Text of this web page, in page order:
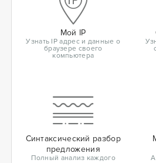
Мой IP
Узнать IP адрес и данные о
браузере своего
компьютера
Синтаксический разбор
предложения
Полный анализ каждого